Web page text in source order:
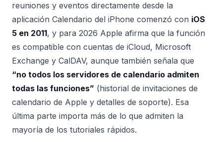
reuniones y eventos directamente desde la
aplicación Calendario del iPhone comenzó con iOS
5 en 2011, y para 2026 Apple afirma que la función
es compatible con cuentas de iCloud, Microsoft
Exchange y CalDAV, aunque también señala que
“no todos los servidores de calendario admiten
todas las funciones” (historial de invitaciones de
calendario de Apple y detalles de soporte). Esa
última parte importa más de lo que admiten la
mayoría de los tutoriales rápidos.